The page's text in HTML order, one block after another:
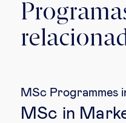
MSc Programmes
MSc in